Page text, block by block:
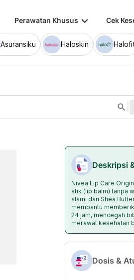
Perawatan Khusus keyboard_arrow_down Cek
Asuransiku Haloskin
search
Deskripsi
Nivea Lip Care
stik (lip balm) tanpa
alami dan Shea
membantu
24 jam, mencegah
merawat kesehatan
Dosis &